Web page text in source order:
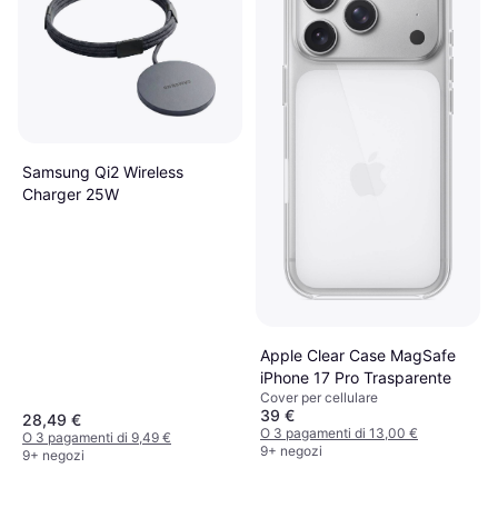
Samsung Qi2 Wireless
Charger 25W
28,49 €
O 3 pagamenti di 9,49 €
9+ negozi
Apple Clear Case MagSafe
iPhone 17 Pro Trasparente
Cover per cellulare
39 €
O 3 pagamenti di 13,00 €
9+ negozi